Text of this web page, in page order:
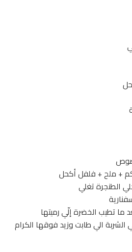
الشربة الي طابت وزيد فوقها الكرام